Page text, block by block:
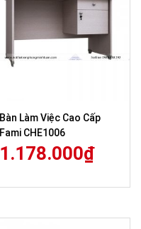
Bàn Làm Việc Cao Cấp
Fami CHE1006
1.178.000₫